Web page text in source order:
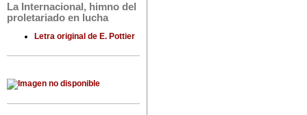
La Internacional, himno del
proletariado en lucha
Letra original de E. Pottier